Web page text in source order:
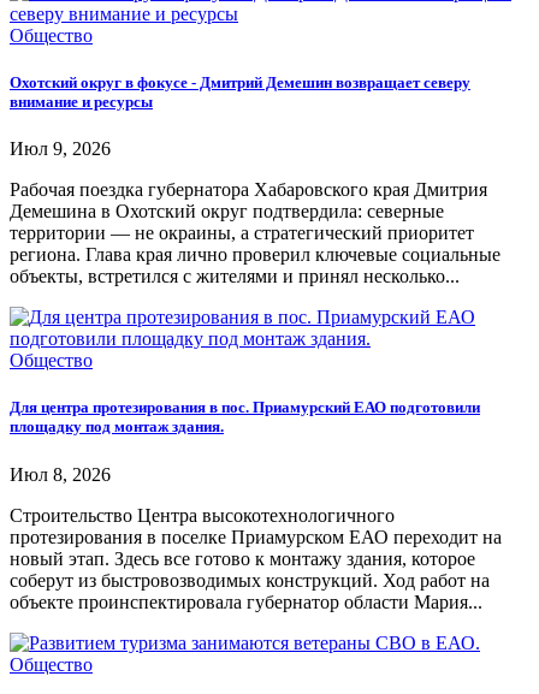
Общество
Охотский округ в фокусе - Дмитрий Демешин возвращает северу
внимание и ресурсы
Июл 9, 2026
Рабочая поездка губернатора Хабаровского края Дмитрия
Демешина в Охотский округ подтвердила: северные
территории — не окраины, а стратегический приоритет
региона. Глава края лично проверил ключевые социальные
объекты, встретился с жителями и принял несколько...
Общество
Для центра протезирования в пос. Приамурский ЕАО подготовили
площадку под монтаж здания.
Июл 8, 2026
Строительство Центра высокотехнологичного
протезирования в поселке Приамурском ЕАО переходит на
новый этап. Здесь все готово к монтажу здания, которое
соберут из быстровозводимых конструкций. Ход работ на
объекте проинспектировала губернатор области Мария...
Общество